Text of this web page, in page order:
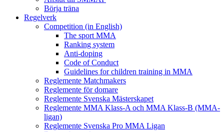
Börja träna
Regelverk
Competition (in English)
The sport MMA
Ranking system
Anti-doping
Code of Conduct
Guidelines for children training in MMA
Reglemente Matchmakers
Reglemente för domare
Reglemente Svenska Mästerskapet
Reglemente MMA Klass-A och MMA Klass-B (MMA-
ligan)
Reglemente Svenska Pro MMA Ligan